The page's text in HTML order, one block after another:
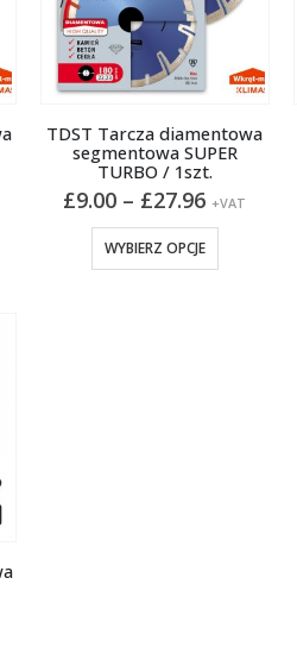
na
produktu
TDST Tarcza diamentowa
segmentowa SUPER
TURBO / 1szt.
£9.00 – £27.96Zakres
cen:
od
£9.00
+VAT
WYBIERZ OPCJE
produkt